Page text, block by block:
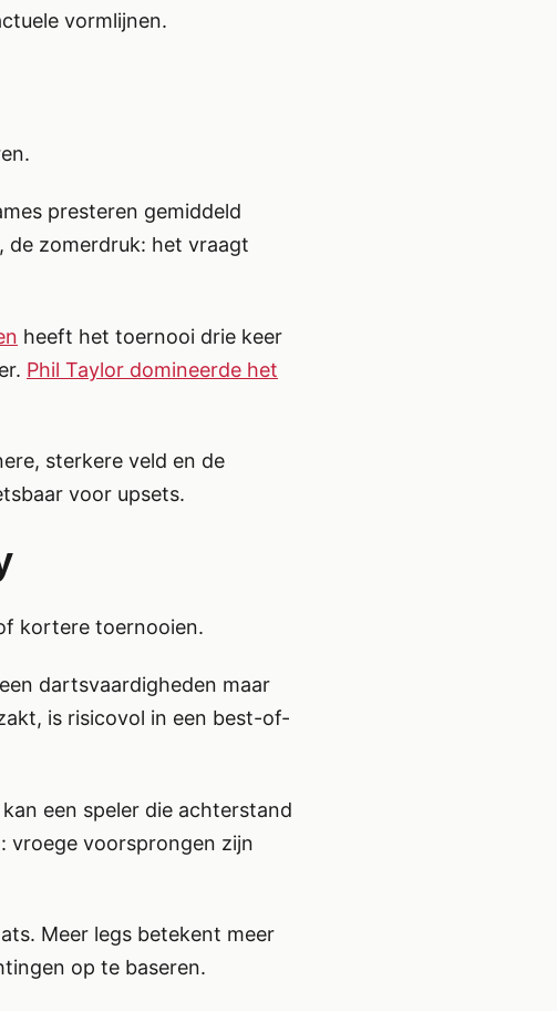
vormlijnen.
presteren gemiddeld
de zomerdruk: het vraagt
heeft het toernooi drie keer
Phil Taylor domineerde het
sterkere veld en de
voor upsets.
kortere toernooien.
dartsvaardigheden maar
is risicovol in een best-of-
een speler die achterstand
vroege voorsprongen zijn
Meer legs betekent meer
op te baseren.